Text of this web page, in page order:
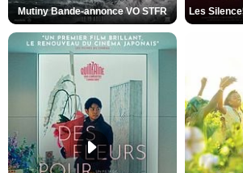
Mutiny Bande-annonce VO STFR